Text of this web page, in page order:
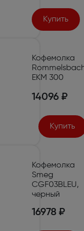
Купить
Кофемолка
EKM 300
14096 ₽
Купить
Кофемолка
Smeg
CGF03BLEU,
черный
16978 ₽